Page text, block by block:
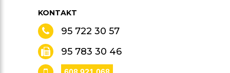
KONTAKT
95 722 30 57
95 783 30 46